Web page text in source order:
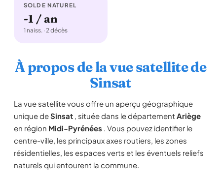
SOLDE NATUREL
-1 / an
1 naiss. · 2 décès
À propos de la vue satellite de
Sinsat
La vue satellite vous offre un aperçu géographique
unique deSinsat , située dans le département Ariège
en région Midi-Pyrénées . Vous pouvez identifier le
centre-ville, les principaux axes routiers, les zones
résidentielles, les espaces verts et les éventuels reliefs
naturels qui entourent la commune.